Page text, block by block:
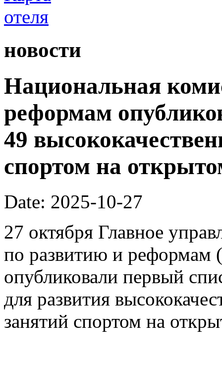
новости
Национальная
реформам
49
спортом на
Date: 2025-10-27
27 октября Главное
по развитию и реформам
опубликовали первый
для развития
занятий спортом на